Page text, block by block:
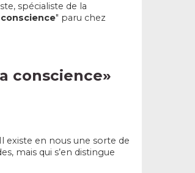
spécialiste de la
" paru chez
conscience»
existe en nous une sorte de
mais qui s’en distingue